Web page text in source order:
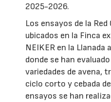
2025-2026.
Los ensayos de la
ubicados en la Finca
NEIKER en la Llanada
donde se han
variedades de avena,
ciclo corto y cebada
ensayos se han